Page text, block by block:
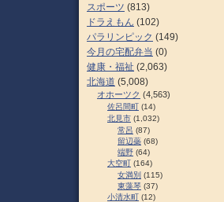
スポーツ (813)
ドラえもん (102)
パラリンピック (149)
今月の宅配弁当 (0)
健康・福祉 (2,063)
北海道 (5,008)
オホーツク (4,563)
佐呂間町 (14)
北見市 (1,032)
常呂 (87)
留辺蘂 (68)
端野 (64)
大空町 (164)
女満別 (115)
東藻琴 (37)
小清水町 (12)